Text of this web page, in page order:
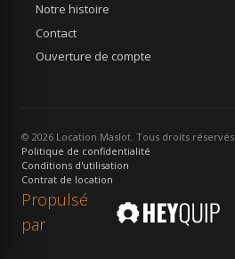
Notre histoire
Contact
Ouverture de compte
© 2026 Location Maslot. Tous droits réservés
Politique de confidentialité
Conditions d'utilisation
Contrat de location
Propulsé
par